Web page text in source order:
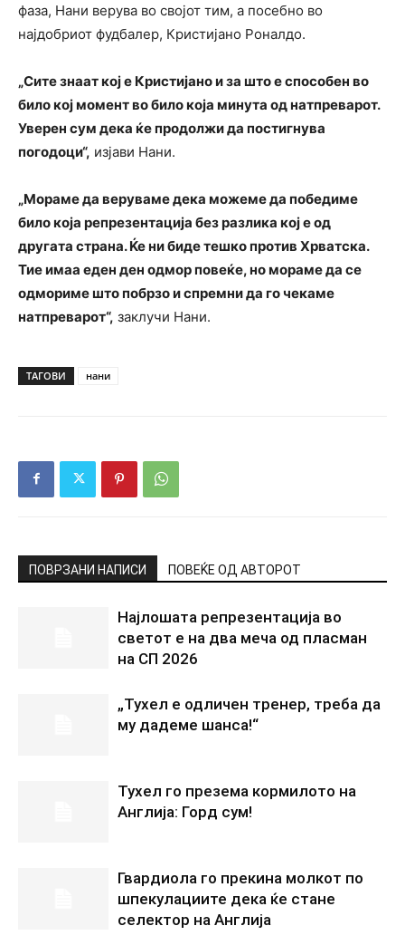
фаза, Нани верува во својот тим, а посебно во
најдобриот фудбалер, Кристијано Роналдо.
„Сите знаат кој е Кристијано и за што е способен во
било кој момент во било која минута од натпреварот.
Уверен сум дека ќе продолжи да постигнува
погодоци“, изјави Нани.
„Мораме да веруваме дека можеме да победиме
било која репрезентација без разлика кој е од
другата страна. Ќе ни биде тешко против Хрватска.
Тие имаа еден ден одмор повеќе, но мораме да се
одмориме што побрзо и спремни да го чекаме
натпреварот“, заклучи Нани.
ТАГОВИ нани
ПОВРЗАНИ НАПИСИ ПОВЕЌЕ ОД АВТОРОТ
Најлошата репрезентација во
светот е на два меча од пласман
на СП 2026
„Тухел е одличен тренер, треба да
му дадеме шанса!“
Тухел го презема кормилото на
Англија: Горд сум!
Гвардиола го прекина молкот по
шпекулациите дека ќе стане
селектор на Англија